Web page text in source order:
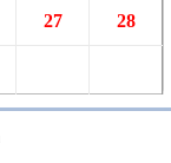
27 28